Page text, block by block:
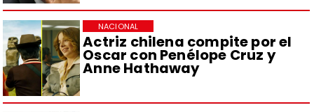
Actriz chilena compite por el
Oscar con Penélope Cruz y
Anne Hathaway
NACIONAL